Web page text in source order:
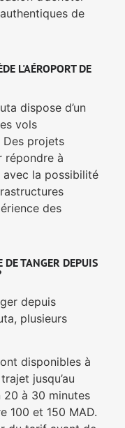
de
L'AÉROPORT DE
dispose d’un
vols
projets
répondre à
avec la possibilité
des
DE TANGER DEPUIS
depuis
plusieurs
disponibles à
jusqu’au
à 30 minutes
100 et 150 MAD.